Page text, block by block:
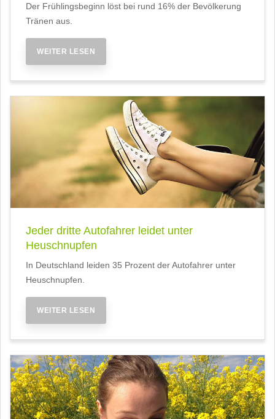
Der Frühlingsbeginn löst bei rund 16% der Bevölkerung
Tränen aus.
WEITER LESEN
Jeder dritte Autofahrer leidet unter
Heuschnupfen
In Deutschland leiden 35 Prozent der Autofahrer unter
Heuschnupfen.
WEITER LESEN